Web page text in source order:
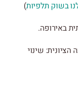
בשוק תלפיות)
באירופה.
שינוי